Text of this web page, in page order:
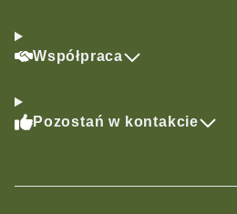
Współpraca
Pozostań w kontakcie